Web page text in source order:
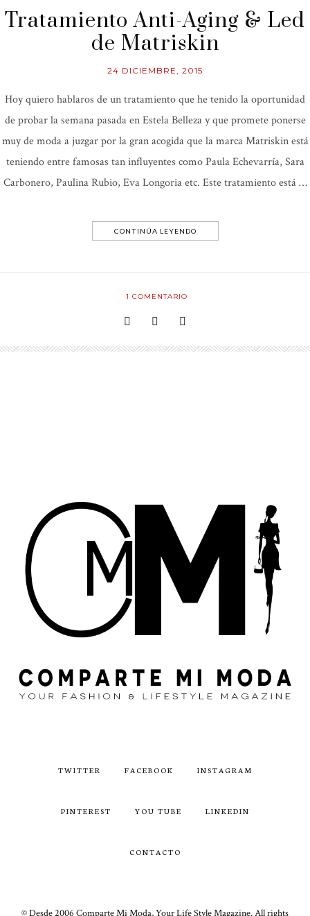
Tratamiento Anti-Aging & Led
de Matriskin
24 DICIEMBRE, 2015
Hoy quiero hablaros de un tratamiento que he tenido la oportunidad
de probar la semana pasada en Estela Belleza y que promete ponerse
muy de moda a juzgar por la gran acogida que la marca Matriskin está
teniendo entre famosas tan influyentes como Paula Echevarría, Sara
Carbonero, Paulina Rubio, Eva Longoria etc. Este tratamiento está …
CONTINÚA LEYENDO
1 COMENTARIO
TWITTER FACEBOOK INSTAGRAM
PINTEREST YOU TUBE LINKEDIN
CONTACTO
© Desde 2006 Comparte Mi Moda, Your Life Style Magazine. All rights